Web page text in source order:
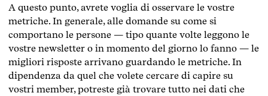
A questo punto, avrete voglia di osservare le vostre
metriche. In generale, alle domande su come si
comportano le persone — tipo quante volte leggono le
vostre newsletter o in momento del giorno lo fanno — le
migliori risposte arrivano guardando le metriche. In
dipendenza da quel che volete cercare di capire su
vostri member, potreste già trovare tutto nei dati che